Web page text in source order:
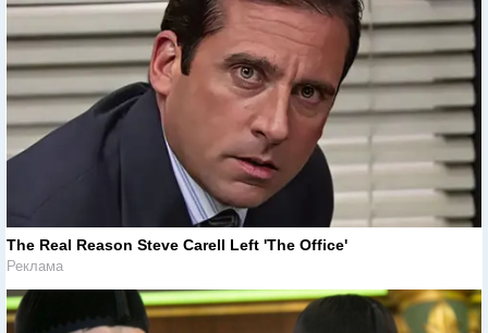
The Real Reason Steve Carell Left 'The Office'
Реклама